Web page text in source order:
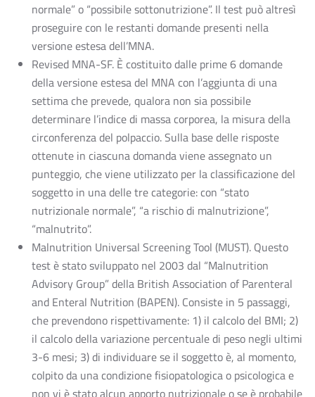
normale” o “possibile sottonutrizione”. Il test può altresì
proseguire con le restanti domande presenti nella
versione estesa dell’MNA.
Revised MNA-SF. È costituito dalle prime 6 domande
della versione estesa del MNA con l’aggiunta di una
settima che prevede, qualora non sia possibile
determinare l’indice di massa corporea, la misura della
circonferenza del polpaccio. Sulla base delle risposte
ottenute in ciascuna domanda viene assegnato un
punteggio, che viene utilizzato per la classificazione del
soggetto in una delle tre categorie: con “stato
nutrizionale normale”, “a rischio di malnutrizione”,
“malnutrito”.
Malnutrition Universal Screening Tool (MUST). Questo
test è stato sviluppato nel 2003 dal “Malnutrition
Advisory Group” della British Association of Parenteral
and Enteral Nutrition (BAPEN). Consiste in 5 passaggi,
che prevendono rispettivamente: 1) il calcolo del BMI; 2)
il calcolo della variazione percentuale di peso negli ultimi
3-6 mesi; 3) di individuare se il soggetto è, al momento,
colpito da una condizione fisiopatologica o psicologica e
non vi è stato alcun apporto nutrizionale o se è probabile